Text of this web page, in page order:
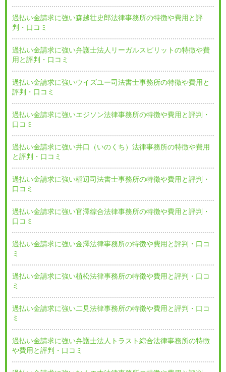
過払い金請求に強い森越壮史郎法律事務所の特徴や費用と評
判・口コミ
過払い金請求に強い弁護士法人リーガルスピリットの特徴や費
用と評判・口コミ
過払い金請求に強いウイズユー司法書士事務所の特徴や費用と
評判・口コミ
過払い金請求に強いエジソン法律事務所の特徴や費用と評判・
口コミ
過払い金請求に強い井口（いのくち）法律事務所の特徴や費用
と評判・口コミ
過払い金請求に強い稲辺司法書士事務所の特徴や費用と評判・
口コミ
過払い金請求に強い官澤綜合法律事務所の特徴や費用と評判・
口コミ
過払い金請求に強い金澤法律事務所の特徴や費用と評判・口コ
ミ
過払い金請求に強い植松法律事務所の特徴や費用と評判・口コ
ミ
過払い金請求に強い二見法律事務所の特徴や費用と評判・口コ
ミ
過払い金請求に強い弁護士法人トラスト綜合法律事務所の特徴
や費用と評判・口コミ